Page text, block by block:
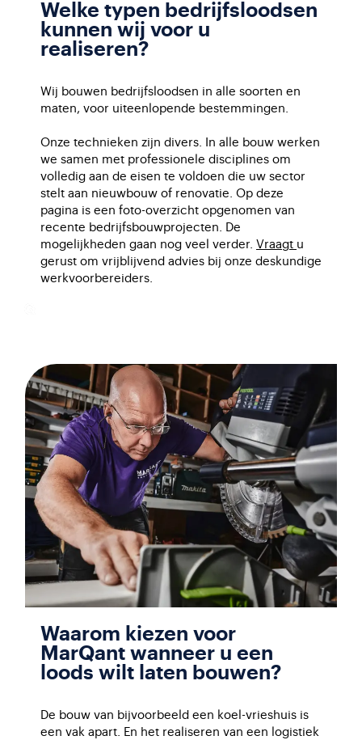
Welke typen bedrijfsloodsen
kunnen wij voor u
realiseren?
Wij bouwen bedrijfsloodsen in alle soorten en
maten, voor uiteenlopende bestemmingen.
Onze technieken zijn divers. In alle bouw werken
we samen met professionele disciplines om
volledig aan de eisen te voldoen die uw sector
stelt aan nieuwbouw of renovatie. Op deze
pagina is een foto-overzicht opgenomen van
recente bedrijfsbouwprojecten. De
mogelijkheden gaan nog veel verder. Vraagt u
gerust om vrijblijvend advies bij onze deskundige
werkvoorbereiders.
Waarom kiezen voor
MarQant wanneer u een
loods wilt laten bouwen?
De bouw van bijvoorbeeld een koel-vrieshuis is
een vak apart. En het realiseren van een logistiek